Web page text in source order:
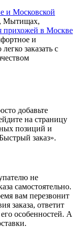
и Московской
Мытищах,
прихожей в Москве
и
заказать с
добавьте
на страницу
позиций и
заказ».
не
самостоятельно.
вам перезвонит
заказа, ответит
особенностей. А